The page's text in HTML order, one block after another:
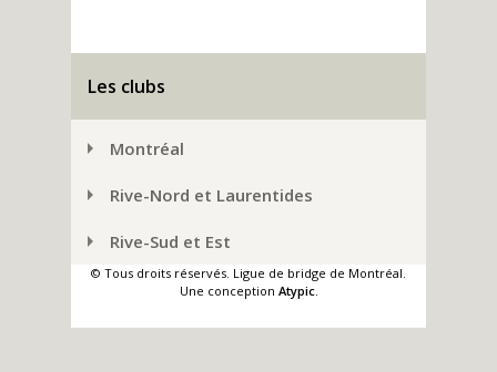
Les clubs
Montréal
Rive-Nord et Laurentides
Rive-Sud et Est
© Tous droits réservés. Ligue de bridge de Montréal.
Une conception Atypic.